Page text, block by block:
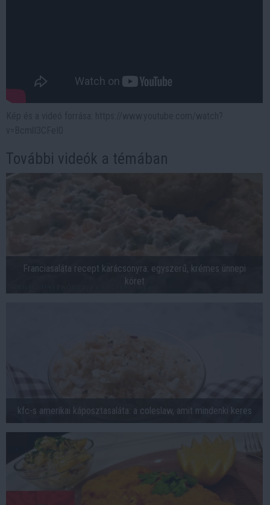
További videók a témában
Franciasaláta recept karácsonyra: egyszerű, krémes ünnepi
köret
kfc-s amerikai káposztasaláta: a coleslaw, amit mindenki keres